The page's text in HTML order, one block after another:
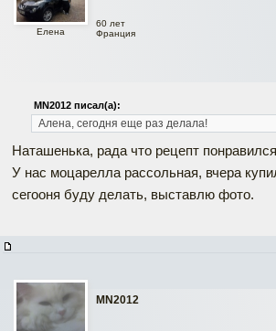
Елена
60 лет
Франция
MN2012 писал(а):
Алена, сегодня еще раз делала!
Наташенька, рада что рецепт
У нас моцарелла рассольная, вчера
сегооня буду делать, выставлю фото.
MN2012